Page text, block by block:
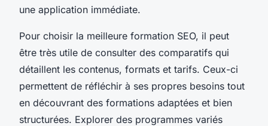
une application immédiate.
Pour choisir la meilleure formation SEO, il peut
être très utile de consulter des comparatifs qui
détaillent les contenus, formats et tarifs. Ceux-ci
permettent de réfléchir à ses propres besoins tout
en découvrant des formations adaptées et bien
structurées. Explorer des programmes variés